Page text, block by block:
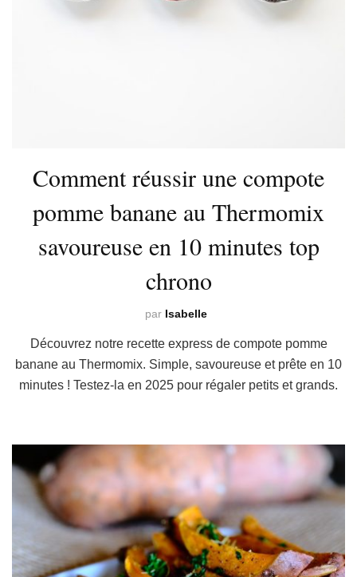
Comment réussir une compote
pomme banane au Thermomix
savoureuse en 10 minutes top
chrono
par Isabelle
Découvrez notre recette express de compote pomme
banane au Thermomix. Simple, savoureuse et prête en 10
minutes ! Testez-la en 2025 pour régaler petits et grands.